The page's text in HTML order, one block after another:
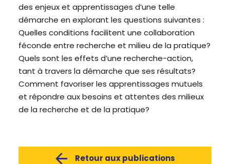
des enjeux et apprentissages d’une telle
démarche en explorant les questions suivantes :
Quelles conditions facilitent une collaboration
féconde entre recherche et milieu de la pratique?
Quels sont les effets d’une recherche-action,
tant à travers la démarche que ses résultats?
Comment favoriser les apprentissages mutuels
et répondre aux besoins et attentes des milieux
de la recherche et de la pratique?
Retour aux publications